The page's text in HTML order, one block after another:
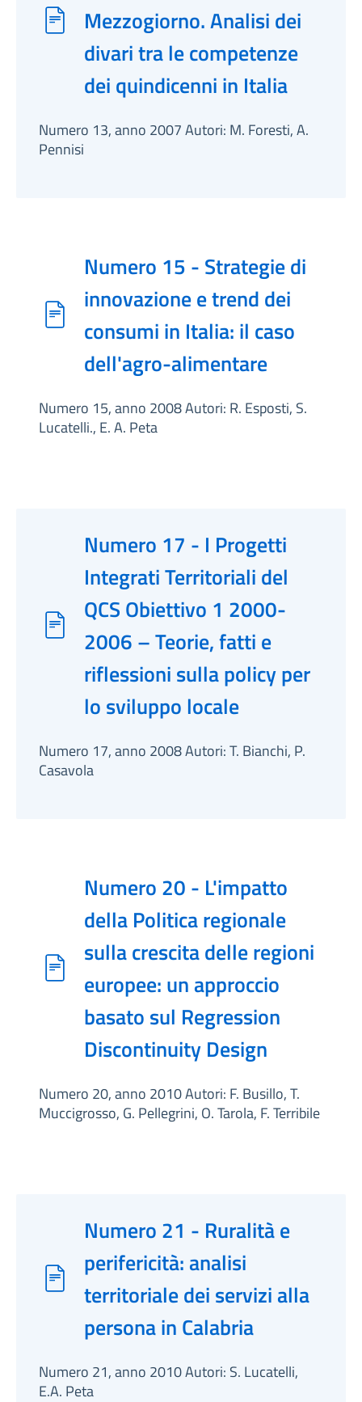
Mezzogiorno. Analisi dei
divari tra le competenze
dei quindicenni in Italia
Numero 13, anno 2007 Autori: M. Foresti, A.
Pennisi
Numero 15 - Strategie di
innovazione e trend dei
consumi in Italia: il caso
dell'agro-alimentare
Numero 15, anno 2008 Autori: R. Esposti, S.
Lucatelli., E. A. Peta
Numero 17 - I Progetti
Integrati Territoriali del
QCS Obiettivo 1 2000-
2006 – Teorie, fatti e
riflessioni sulla policy per
lo sviluppo locale
Numero 17, anno 2008 Autori: T. Bianchi, P.
Casavola
Numero 20 - L'impatto
della Politica regionale
sulla crescita delle regioni
europee: un approccio
basato sul Regression
Discontinuity Design
Numero 20, anno 2010 Autori: F. Busillo, T.
Muccigrosso, G. Pellegrini, O. Tarola, F. Terribile
Numero 21 - Ruralità e
perifericità: analisi
territoriale dei servizi alla
persona in Calabria
Numero 21, anno 2010 Autori: S. Lucatelli,
E.A. Peta